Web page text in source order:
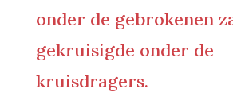
onder de gebrokenen
gekruisigde onder de
kruisdragers.